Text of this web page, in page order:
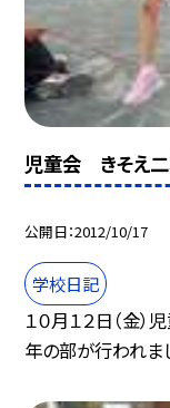
児童会 きそえ二
公開日 2012/10/17
学校日記
１０月１２日（金）
年の部が行われま